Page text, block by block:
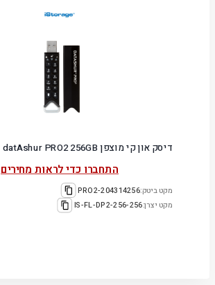
דיסק און קי מוצפן iStorage datAshur PRO2 256GB
התחברו כדי לראות מחירים
מקט ביטק:204314256-PRO2
מקט יצרן:IS-FL-DP2-256-256